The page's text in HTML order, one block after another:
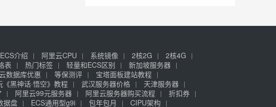
介绍 阿里云CPU 系统镜像 2核2G
2核4G
表 热门标签 轻量和ECS区别
新加坡服务器
数据库优惠 等保测评
宝塔面板建站教程
《黑神话·悟空》教程 武汉服务器价格
天津服务器
阿里云99元服务器 阿里云服务器购买流程
折扣券
据盘 ECS通用型g9i 包年包月 CIPU架构